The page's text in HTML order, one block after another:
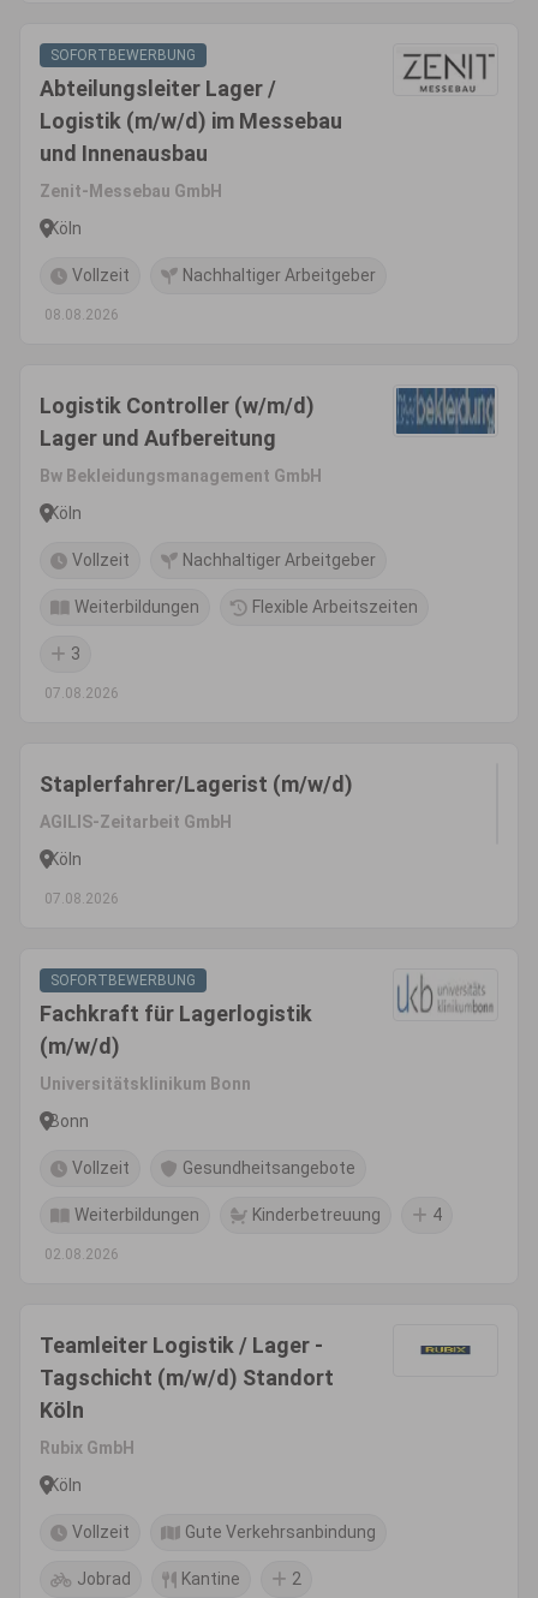
SOFORTBEWERBUNG
Abteilungsleiter Lager /
Logistik (m/w/d) im Messebau
und Innenausbau
Zenit-Messebau GmbH
Köln
Vollzeit Nachhaltiger Arbeitgeber
08.08.2026
Logistik Controller (w/m/d)
Lager und Aufbereitung
Bw Bekleidungsmanagement GmbH
Köln
Vollzeit Nachhaltiger Arbeitgeber
Weiterbildungen Flexible Arbeitszeiten
3
07.08.2026
Staplerfahrer/Lagerist (m/w/d)
AGILIS-Zeitarbeit GmbH
Köln
07.08.2026
SOFORTBEWERBUNG
Fachkraft für Lagerlogistik
(m/w/d)
Universitätsklinikum Bonn
Bonn
Vollzeit Gesundheitsangebote
Weiterbildungen Kinderbetreuung 4
02.08.2026
Teamleiter Logistik / Lager -
Tagschicht (m/w/d) Standort
Köln
Rubix GmbH
Köln
Vollzeit Gute Verkehrsanbindung
Jobrad Kantine 2